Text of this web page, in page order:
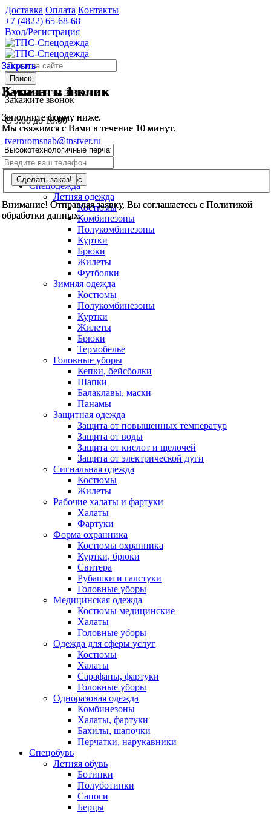
Доставка Оплата Контакты
+7 (4822) 65-68-68
Вход/Регистрация
Поиск
Закажите звонок
С 9.00 до 18.00
tverpromsnab@tpstver.ru
0шт.
Спецодежда
Летняя одежда
Костюмы
Комбинезоны
Полукомбинезоны
Куртки
Брюки
Жилеты
Футболки
Зимняя одежда
Костюмы
Полукомбинезоны
Куртки
Жилеты
Брюки
Термобелье
Головные уборы
Кепки, бейсболки
Шапки
Балаклавы, маски
Панамы
Защитная одежда
Защита от повышенных температур
Защита от воды
Защита от кислот и щелочей
Защита от электрической дуги
Сигнальная одежда
Костюмы
Жилеты
Рабочие халаты и фартуки
Халаты
Фартуки
Форма охранника
Костюмы охранника
Куртки, брюки
Свитера
Рубашки и галстуки
Головные уборы
Медицинская одежда
Костюмы медицинские
Халаты
Головные уборы
Одежда для сферы услуг
Костюмы
Халаты
Сарафаны, фартуки
Головные уборы
Одноразовая одежда
Комбинезоны
Халаты, фартуки
Бахилы, шапочки
Перчатки, нарукавники
Спецобувь
Летняя обувь
Ботинки
Полуботинки
Сапоги
Берцы
Закрыть
Заказать звонок
Заполните форму ниже.
Мы свяжимся с Вами в течение 10 минут.
Внимание! Отправляя заявку, Вы соглашаетесь с Политикой
обработки данных.
Закрыть
Купить в 1 клик
Заполните форму ниже.
Мы свяжимся с Вами в течение 10 минут.
Внимание! Отправляя заявку, Вы соглашаетесь с Политикой
обработки данных.